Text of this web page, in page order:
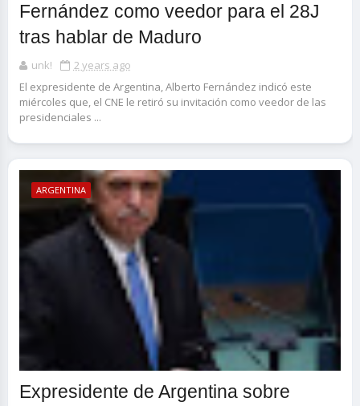
Fernández como veedor para el 28J
tras hablar de Maduro
unk!
2 years ago
El expresidente de Argentina, Alberto Fernández indicó este
miércoles que, el CNE le retiró su invitación como veedor de las
presidenciales ...
ARGENTINA
Expresidente de Argentina sobre